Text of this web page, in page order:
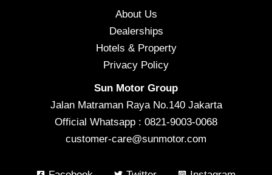
About Us
Dealerships
Hotels & Property
Privacy Policy
Sun Motor Group
Jalan Matraman Raya No.140 Jakarta
Official Whatsapp : 0821-9003-0068
customer-care@sunmotor.com